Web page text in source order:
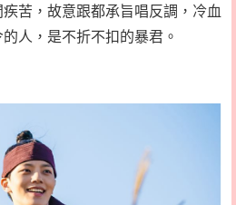
苦，故意跟都承旨唱反調，冷血
人，是不折不扣的暴君。